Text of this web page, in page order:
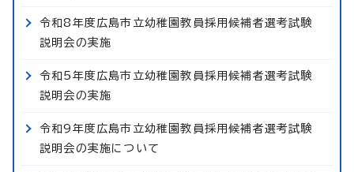
令和8年度広島市立幼稚園教員採用候補者選考試験
説明会の実施
令和5年度広島市立幼稚園教員採用候補者選考試験
説明会の実施
令和9年度広島市立幼稚園教員採用候補者選考試験
説明会の実施について